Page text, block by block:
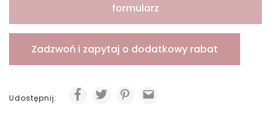
formularz
Zadzwoń i zapytaj o dodatkowy rabat
Udostępnij: